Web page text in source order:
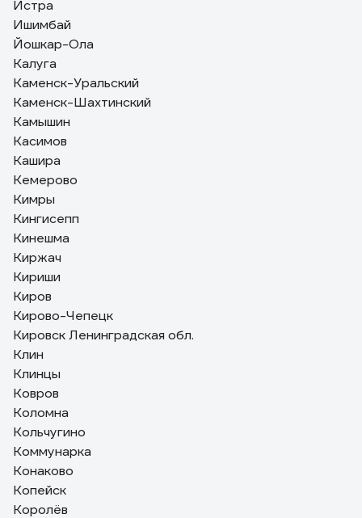
Истра
Ишимбай
Йошкар-Ола
Калуга
Каменск-Уральский
Каменск-Шахтинский
Камышин
Касимов
Кашира
Кемерово
Кимры
Кингисепп
Кинешма
Киржач
Кириши
Киров
Кирово-Чепецк
Кировск Ленинградская обл.
Клин
Клинцы
Ковров
Коломна
Кольчугино
Коммунарка
Конаково
Копейск
Королёв